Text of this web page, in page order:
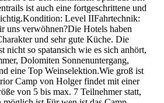
ist auch eine fortgeschrittene und
Level IIFahrtechnik:
uns verwöhnen?Die Hotels haben
und sehr gute Küche. Die
nicht so spatansich wie es sich anhört,
Dolomiten Sonnenuntergang,
eine Top Weinselektion.Wie groß ist
Camp von Holger findet mit einer
von 5 bis max. 7 Teilnehmer statt,